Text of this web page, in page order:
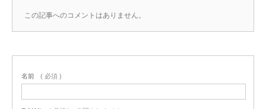
この記事へのコメントはありません。
名前 ( 必須 )